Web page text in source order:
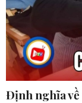
Định nghĩa về